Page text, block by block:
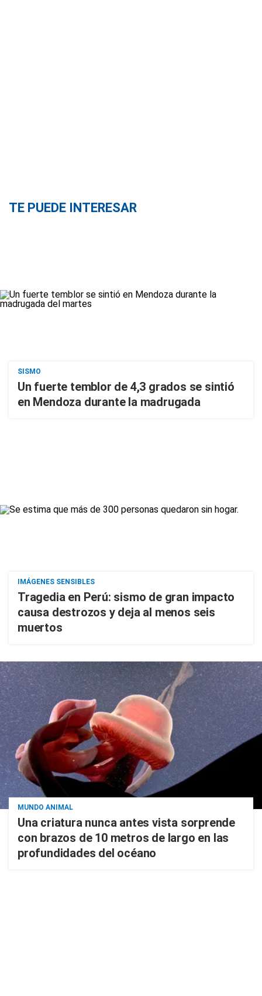
TE PUEDE INTERESAR
SISMO
Un fuerte temblor de 4,3 grados se sintió
en Mendoza durante la madrugada
IMÁGENES SENSIBLES
Tragedia en Perú: sismo de gran impacto
causa destrozos y deja al menos seis
muertos
MUNDO ANIMAL
Una criatura nunca antes vista sorprende
con brazos de 10 metros de largo en las
profundidades del océano